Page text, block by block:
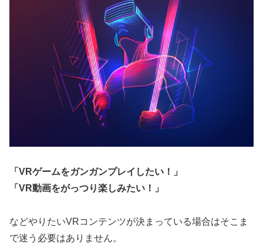
「VRゲームをガンガンプレイしたい！」
「VR動画をがっつり楽しみたい！」
などやりたいVRコンテンツが決まっている場合はそこま
で迷う必要はありません。